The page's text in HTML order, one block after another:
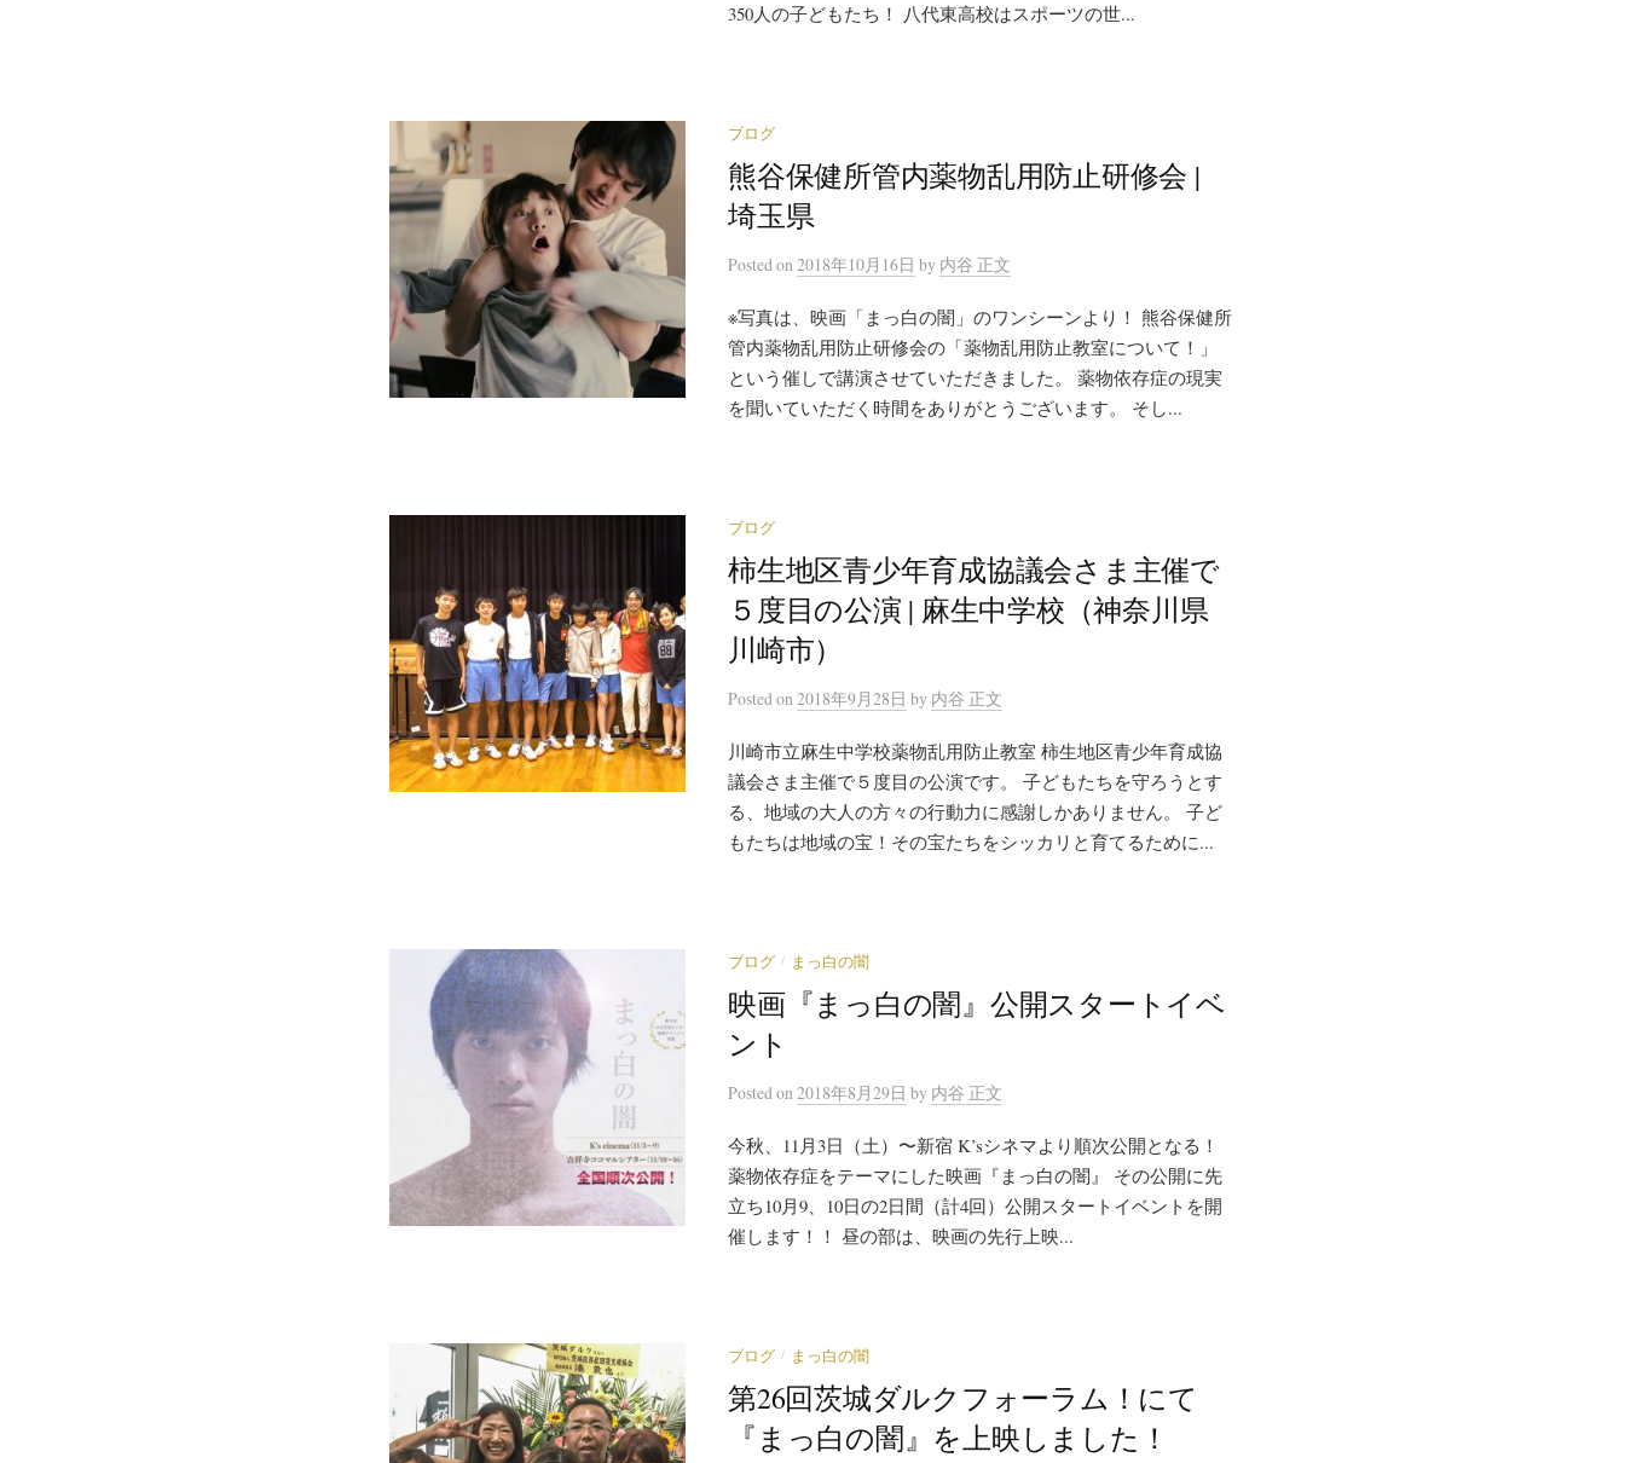
350人の子どもたち！ 八代東高校はスポーツの世...
ブログ
熊谷保健所管内薬物乱用防止研修会 |
埼玉県
Postedon 2018年10月16日 by 内谷 正文
※写真は、映画「まっ白の闇」のワンシーンより！ 熊谷保健所
管内薬物乱用防止研修会の「薬物乱用防止教室について！」
という催しで講演させていただきました。 薬物依存症の現実
を聞いていただく時間をありがとうございます。 そし...
ブログ
柿生地区青少年育成協議会さま主催で
５度目の公演 | 麻生中学校（神奈川県
川崎市）
Postedon 2018年9月28日 by 内谷 正文
川崎市立麻生中学校薬物乱用防止教室 柿生地区青少年育成協
議会さま主催で５度目の公演です。 子どもたちを守ろうとす
る、地域の大人の方々の行動力に感謝しかありません。 子ど
もたちは地域の宝！その宝たちをシッカリと育てるために...
ブログ / まっ白の闇
映画『まっ白の闇』公開スタートイベ
ント
Postedon 2018年8月29日 by 内谷 正文
今秋、11月3日（土）〜新宿 K’sシネマより順次公開となる！
薬物依存症をテーマにした映画『まっ白の闇』 その公開に先
立ち10月9、10日の2日間（計4回）公開スタートイベントを開
催します！！ 昼の部は、映画の先行上映...
ブログ / まっ白の闇
第26回茨城ダルクフォーラム！にて
『まっ白の闇』を上映しました！